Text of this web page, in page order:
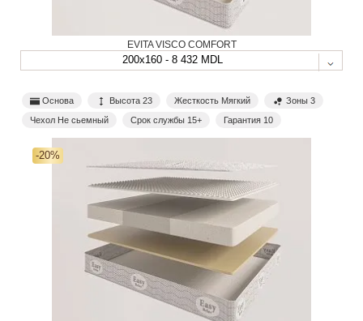
EVITA VISCO COMFORT
200x160 - 8 432 MDL
Основа Высота 23 Жесткость Мягкий
Зоны 3
Чехол Не сьемный
Срок службы 15+ Гарантия 10
-20%